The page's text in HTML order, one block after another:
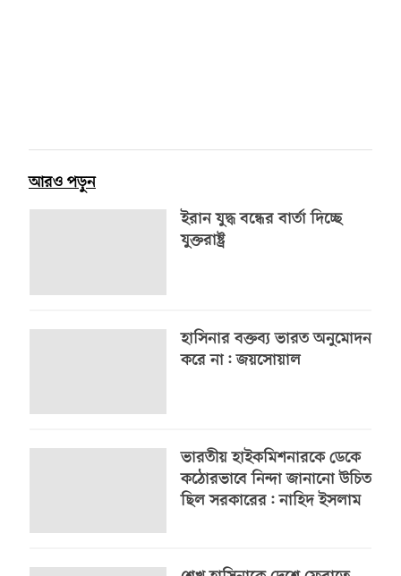
আরও পড়ুন
ইরান যুদ্ধ বন্ধের বার্তা দিচ্ছে
যুক্তরাষ্ট্র
হাসিনার বক্তব্য ভারত অনুমোদন
করে না: জয়সোয়াল
ভারতীয় হাইকমিশনারকে ডেকে
কঠোরভাবে নিন্দা জানানো উচিত
ছিল সরকারের: নাহিদ ইসলাম